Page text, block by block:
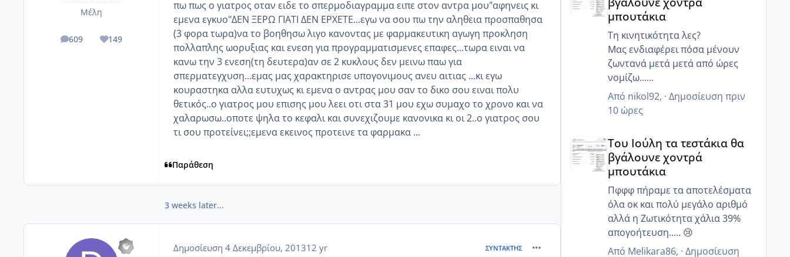
Μέλη
609
posts 149
Reputation
πω πως ο γιατρος οταν ειδε το σπερμοδιαγραμμα ειπε στον αντρα μου"αφηνεις κι
εμενα εγκυο"ΔΕΝ ΞΕΡΩ ΓΙΑΤΙ ΔΕΝ ΕΡΧΕΤΕ...εγω να σου πω την αληθεια προσπαθησα
(3 φορα τωρα)να το βοηθησω λιγο κανοντας με φαρμακευτικη αγωγη προκληση
πολλαπλης ωορυξιας και ενεση για προγραμματισμενες επαφες...τωρα ειναι να
κανω την 3 ενεση(τη δευτερα)αν σε 2 κυκλους δεν μεινω παω για
σπερματεγχυση...εμας μας χαρακτηρισε υπογονιμους ανευ αιτιας ...κι εγω
κουραστηκα αλλα ευτυχως κι εμενα ο αντρας μου σαν το δικο σου ειναι πολυ
θετικός..ο γιατρος μου επισης μου λεει οτι στα 31 μου εχω συμαχο το χρονο και να
χαλαρωσω..οποτε ψηλα το κεφαλι και συνεχιζουμε κανονικα κι οι 2..ο γιατρος σου
τι σου προτείνει;;εμενα εκεινος προτεινε τα φαρμακα ...
Παράθεση
3 weeks later...
Δημοσίευση 4 Δεκεμβρίου, 201312 yr ΣΥΝΤΆΚΤΗΣ comment_925491
μπουτάκια
Τη κινητικότητα λες?
Μας ενδιαφέρει πόσα μένουν
ζωντανά μετά μετά από ώρες
νομίζω...
Γιατί ο άντρας μου έχει 85%
κινητικότητα, αλλα 6 ώρες μετά
μόνο 20% ζουν και 12 ώρες μετά
Γι αυτό μας είπε να κάνουμε πιο
στοχευμένα επαφή..
Μετά από κάποιες ώρες πόσα
ζουν?
Από nikol92, · Δημοσίευση πριν
10 ώρες
Του Ιούλη τα τεστάκια θα
βγάλουνε χοντρά
μπουτάκια
Πφφφ πήραμε τα αποτελέσματα
όλα οκ και πολύ μεγάλο αριθμό
αλλά η Ζωτικότητα χάλια 39%
απογοήτευση..... 😢
Από Melikara86, · Δημοσίευση